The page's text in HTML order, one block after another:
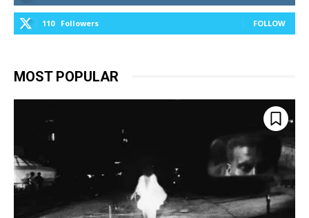
110 Followers FOLLOW
MOST POPULAR